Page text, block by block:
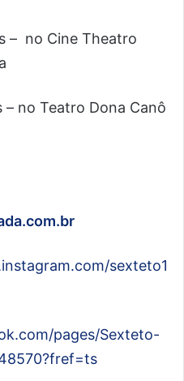
– no Cine Theatro
– no Teatro Dona Canô
sexteto1
pages/Sexteto-